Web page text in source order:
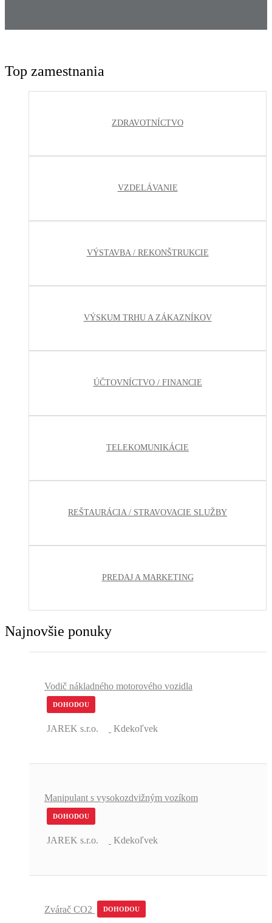
Top zamestnania
ZDRAVOTNÍCTVO
VZDELÁVANIE
VÝSTAVBA / REKONŠTRUKCIE
VÝSKUM TRHU A ZÁKAZNÍKOV
ÚČTOVNÍCTVO / FINANCIE
TELEKOMUNIKÁCIE
REŠTAURÁCIA / STRAVOVACIE SLUŽBY
PREDAJ A MARKETING
Najnovšie ponuky
Vodič nákladného motorového vozidla
DOHODOU
JAREK s.r.o. Kdekoľvek
Manipulant s vysokozdvižným vozíkom
DOHODOU
JAREK s.r.o. Kdekoľvek
Zvárač CO2 DOHODOU